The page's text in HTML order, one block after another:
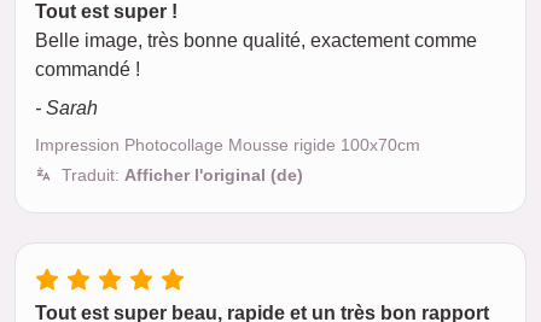
Tout est super !
Belle image, très bonne qualité, exactement comme
commandé !
- Sarah
Impression Photocollage Mousse rigide 100x70cm
Traduit: Afficher l'original (de)
Tout est super beau, rapide et un très bon rapport